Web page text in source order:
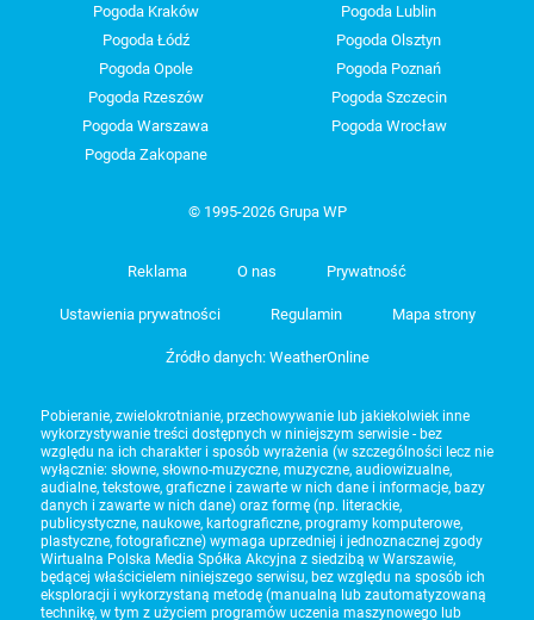
Pogoda Kraków
Pogoda Lublin
Pogoda Łódź
Pogoda Olsztyn
Pogoda Opole
Pogoda Poznań
Pogoda Rzeszów
Pogoda Szczecin
Pogoda Warszawa
Pogoda Wrocław
Pogoda Zakopane
© 1995-2026 Grupa WP
Reklama O nas Prywatność
Ustawienia prywatności Regulamin Mapa strony
Źródło danych: WeatherOnline
Pobieranie, zwielokrotnianie, przechowywanie lub jakiekolwiek inne
wykorzystywanie treści dostępnych w niniejszym serwisie - bez
względu na ich charakter i sposób wyrażenia (w szczególności lecz nie
wyłącznie: słowne, słowno-muzyczne, muzyczne, audiowizualne,
audialne, tekstowe, graficzne i zawarte w nich dane i informacje, bazy
danych i zawarte w nich dane) oraz formę (np. literackie,
publicystyczne, naukowe, kartograficzne, programy komputerowe,
plastyczne, fotograficzne) wymaga uprzedniej i jednoznacznej zgody
Wirtualna Polska Media Spółka Akcyjna z siedzibą w Warszawie,
będącej właścicielem niniejszego serwisu, bez względu na sposób ich
eksploracji i wykorzystaną metodę (manualną lub zautomatyzowaną
technikę, w tym z użyciem programów uczenia maszynowego lub